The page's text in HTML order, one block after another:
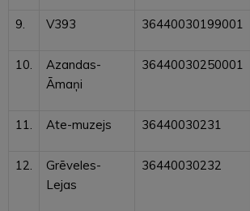
9. V393 36440030199001
10.
Azandas-
Āmaņi
36440030250001
11. Ate-muzejs 36440030231
12.
Grēveles-
Lejas
36440030232